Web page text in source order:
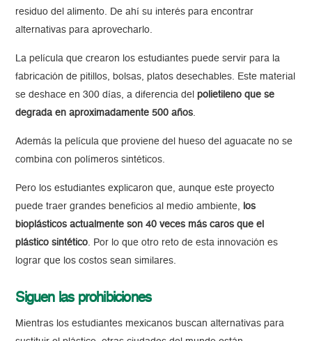
residuo del alimento. De ahí su interés para encontrar
alternativas para aprovecharlo.
La película que crearon los estudiantes puede servir para la
fabricación de pitillos, bolsas, platos desechables. Este material
se deshace en 300 días, a diferencia delpolietileno que se
degrada en aproximadamente 500 años.
Además la película que proviene del hueso del aguacate no se
combina con polímeros sintéticos.
Pero los estudiantes explicaron que, aunque este proyecto
puede traer grandes beneficios al medio ambiente, los
bioplásticos actualmente son 40 veces más caros que el
plástico sintético. Por lo que otro reto de esta innovación es
lograr que los costos sean similares.
Siguen las prohibiciones
Mientras los estudiantes mexicanos buscan alternativas para